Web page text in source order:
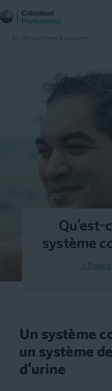
Incontinence urinaire
Qu'est-
système
< Page
Un système
un système
d'urine